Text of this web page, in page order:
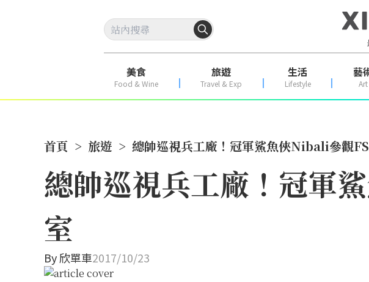
美食
Food & Wine
旅遊
Travel & Exp
生活
Lifestyle
藝
首頁 > 旅遊 > 總帥巡視兵工廠！冠軍鯊魚俠Nibali參觀
總帥巡視兵工廠！冠軍
室
By欣單車2017/10/23